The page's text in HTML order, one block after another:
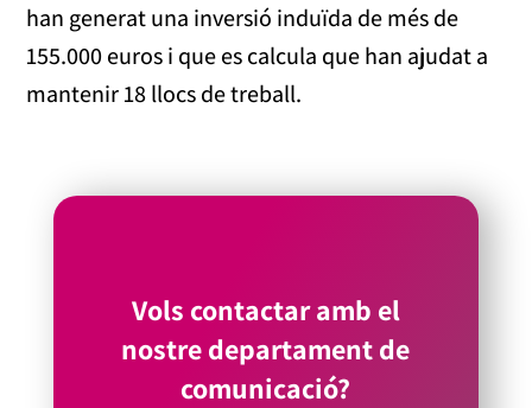
han generat una inversió induïda de més de
155.000 euros i que es calcula que han ajudat a
mantenir 18 llocs de treball.
Vols contactar amb el
nostre departament de
comunicació?